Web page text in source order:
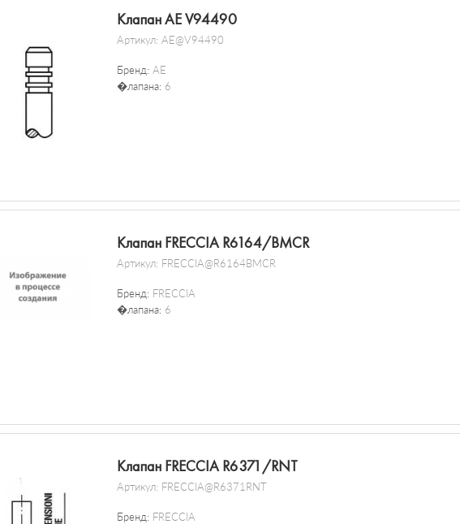
Клапан AE V94490
Артикул: AE@V94490
Бренд: AE
�лапана: 6
Клапан FRECCIA R6164/BMCR
Артикул: FRECCIA@R6164BMCR
Бренд: FRECCIA
�лапана: 6
Клапан FRECCIA R6371/RNT
Артикул: FRECCIA@R6371RNT
Бренд: FRECCIA